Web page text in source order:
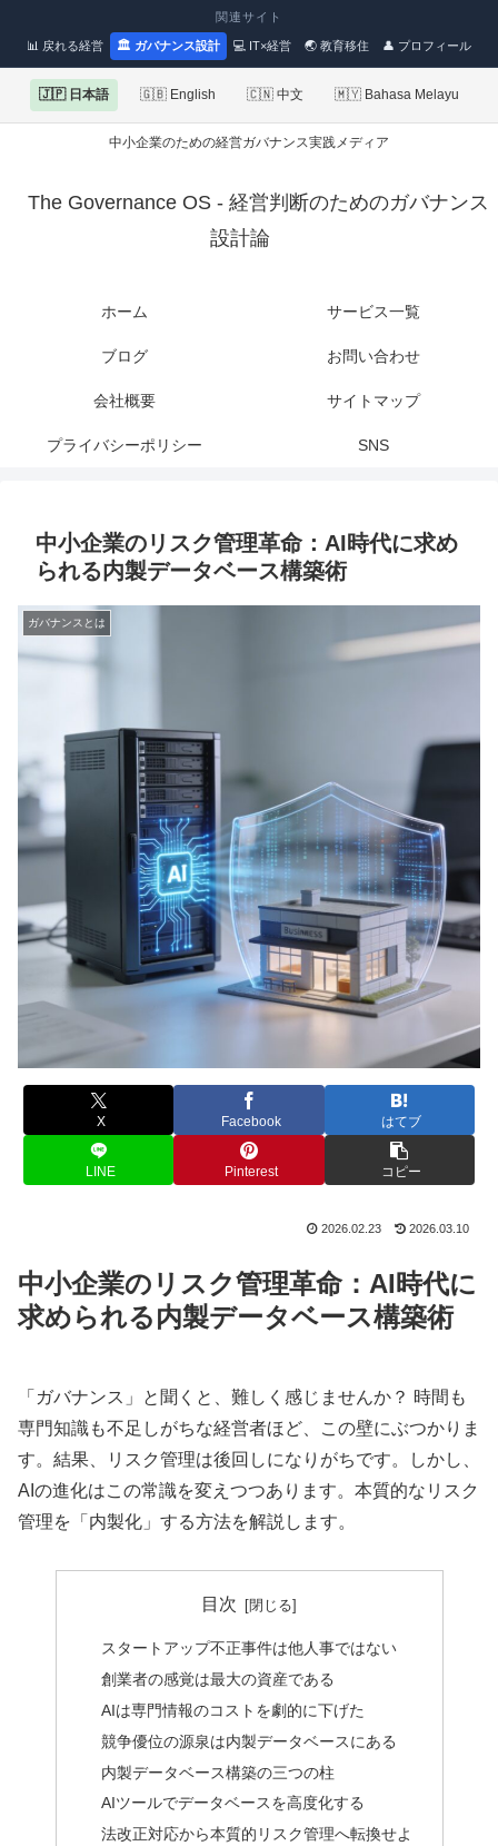
関連サイト
📊 戻れる経営 🏛 ガバナンス設計 💻 IT×経営 🌏 教育移住 👤 プロフィール
🇯🇵 日本語 🇬🇧 English 🇨🇳 中文 🇲🇾 Bahasa Melayu
中小企業のための経営ガバナンス実践メディア
The Governance OS - 経営判断のためのガバナンス
設計論
ホーム サービス一覧
ブログ お問い合わせ
会社概要 サイトマップ
プライバシーポリシー SNS
中小企業のリスク管理革命：AI時代に求め
られる内製データベース構築術
ガバナンスとは
X Facebook はてブ
LINE Pinterest コピー
2026.02.23 2026.03.10
中小企業のリスク管理革命：AI時代に
求められる内製データベース構築術
「ガバナンス」と聞くと、難しく感じませんか？ 時間も
専門知識も不足しがちな経営者ほど、この壁にぶつかりま
す。結果、リスク管理は後回しになりがちです。しかし、
AIの進化はこの常識を変えつつあります。本質的なリスク
管理を「内製化」する方法を解説します。
目次
スタートアップ不正事件は他人事ではない
創業者の感覚は最大の資産である
AIは専門情報のコストを劇的に下げた
競争優位の源泉は内製データベースにある
内製データベース構築の三つの柱
AIツールでデータベースを高度化する
法改正対応から本質的リスク管理へ転換せよ